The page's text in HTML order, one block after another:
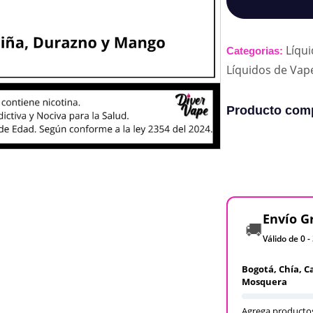
Categorias:
Líquidos de
Producto
🚚 Envío
Válido de 0 -
Bogotá, Chía,
Mosquera